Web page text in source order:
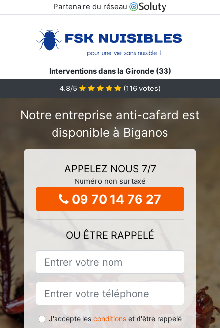
Partenaire du réseau
Interventions dans la Gironde (33)
4.8/5
(116 votes)
Notre entreprise anti-cafard est
disponible à Biganos
APPELEZ NOUS 7/7
Numéro non surtaxé
09 70 14 76 27
OU ÊTRE RAPPELÉ
J'accepte les conditionset d'être rappelé